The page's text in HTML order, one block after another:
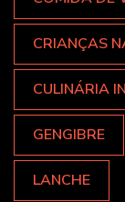
CRIANÇAS
CULINÁRIA
GENGIBRE
LANCHE